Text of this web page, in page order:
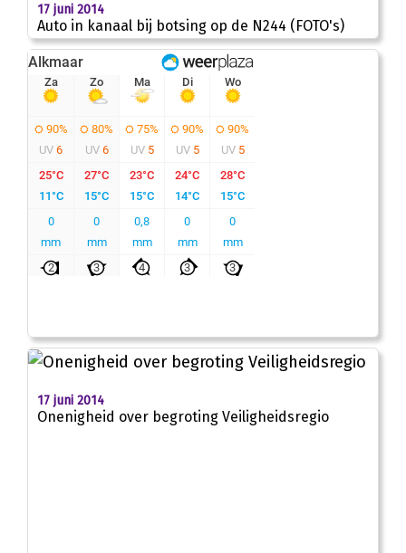
17 juni 2014
Auto in kanaal bij botsing op de N244 (FOTO's)
17 juni 2014
Onenigheid over begroting Veiligheidsregio